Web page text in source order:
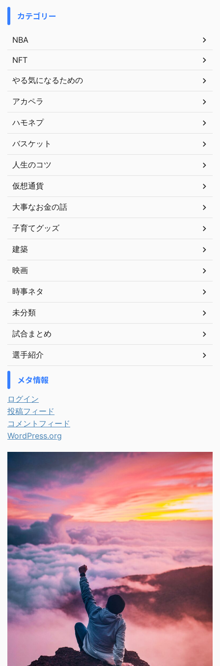
カテゴリー
NBA
NFT
やる気になるための
アカペラ
ハモネプ
バスケット
人生のコツ
仮想通貨
大事なお金の話
子育てグッズ
建築
映画
時事ネタ
未分類
試合まとめ
選手紹介
メタ情報
ログイン
投稿フィード
コメントフィード
WordPress.org